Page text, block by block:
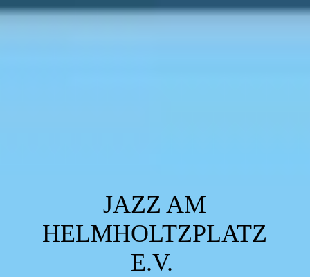
JAZZ AM
HELMHOLTZPLATZ
E.V.